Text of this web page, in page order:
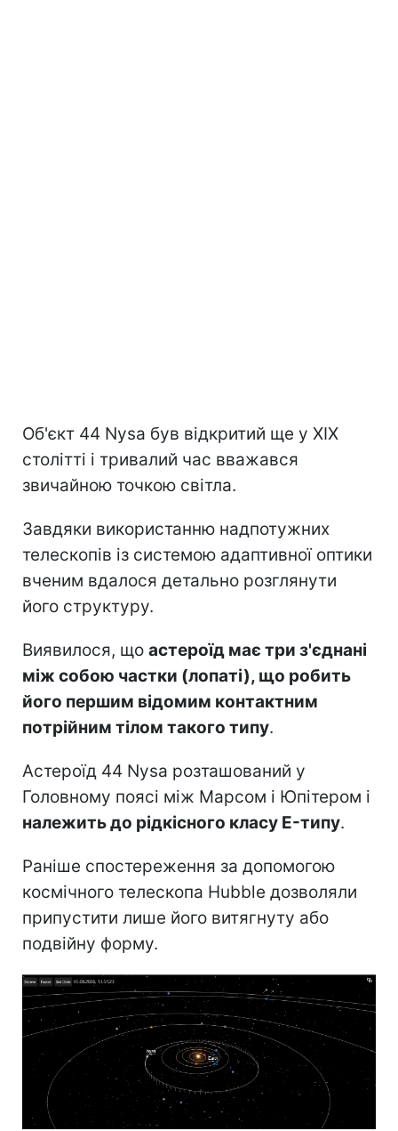
Об'єкт 44 Nysa був відкритий ще у XIX
столітті і тривалий час вважався
звичайною точкою світла.
Завдяки використанню надпотужних
телескопів із системою адаптивної оптики
вченим вдалося детально розглянути
його структуру.
Виявилося, що астероїд має три з'єднані
між собою частки (лопаті), що робить
його першим відомим контактним
потрійним тілом такого типу.
Астероїд 44 Nysa розташований у
Головному поясі між Марсом і Юпітером і
належить до рідкісного класу E-типу.
Раніше спостереження за допомогою
космічного телескопа Hubble дозволяли
припустити лише його витягнуту або
подвійну форму.